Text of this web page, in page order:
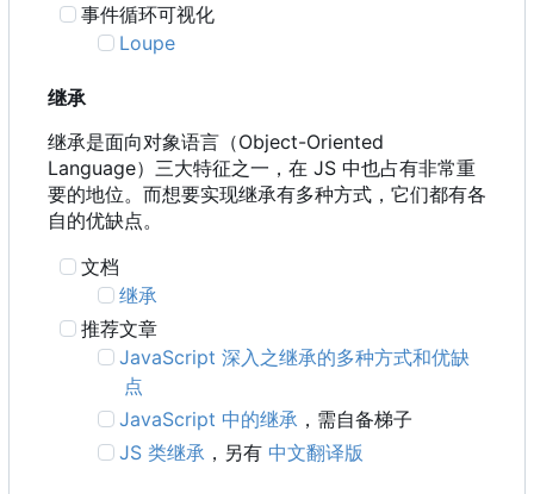
事件循环可视化
Loupe
继承
继承是面向对象语言 （Object-Oriented
Language） 三大特征之一 ， 在 JS 中也占有非常重
要的地位。而想要实现继承有多种方式，它们都有各
自的优缺点。
文档
继承
推荐文章
JavaScript 深入之继承的多种方式和优缺
点
JavaScript 中的继承 ，需自备梯子
JS 类继承 ，另有 中文翻译版